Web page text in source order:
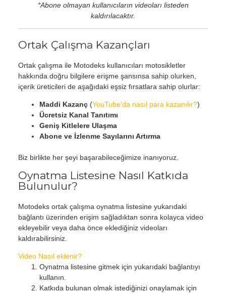
*Abone olmayan kullanıcıların videoları listeden
kaldırılacaktır.
Ortak Çalışma Kazançları
Ortak çalışma ile Motodeks kullanıcıları motosikletler
hakkında doğru bilgilere erişme şansınsa sahip olurken,
içerik üreticileri de aşağıdaki eşsiz fırsatlara sahip olurlar:
Maddi Kazanç(YouTube'da nasıl para kazanılır?)
Ücretsiz Kanal Tanıtımı
Geniş Kitlelere Ulaşma
Abone ve İzlenme Sayılarını Artırma
Biz birlikte her şeyi başarabileceğimize inanıyoruz.
Oynatma Listesine Nasıl Katkıda
Bulunulur?
Motodeks ortak çalışma oynatma listesine yukarıdaki
bağlantı üzerinden erişim sağladıktan sonra kolayca video
ekleyebilir veya daha önce eklediğiniz videoları
kaldırabilirsiniz.
Video Nasıl eklenir?
Oynatma listesine gitmek için yukarıdaki bağlantıyı
kullanın.
Katkıda bulunan olmak istediğinizi onaylamak için